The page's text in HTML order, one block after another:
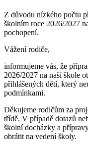
Z důvodu nízkého počtu
školním roce 2026/2027
pochopení.
Vážení rodiče,
informujeme vás, že
2026/2027 na naší škole
přihlášených dětí, který
podmínkami.
Děkujeme rodičům za
třídě. V případě dotazů
školní docházky a
obrátit na vedení školy.